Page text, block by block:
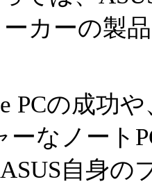
カーの製
PCの成功
ーなノート
自身の